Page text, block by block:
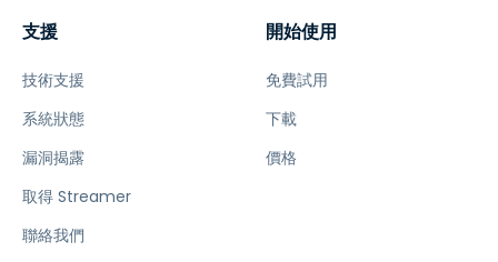
支援
技術支援
系統狀態
漏洞揭露
取得 Streamer
聯絡我們
開始使用
免費試用
下載
價格